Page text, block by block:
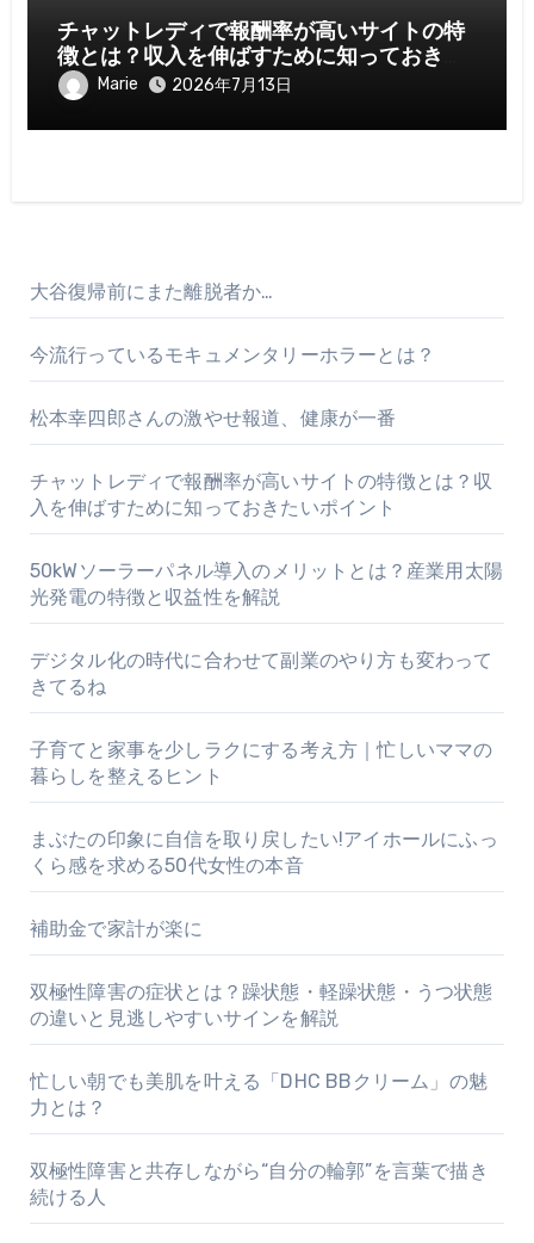
チャットレディで報酬率が高いサイトの特
徴とは？収入を伸ばすために知っておきた
いポイント
Marie 2026年7月13日
大谷復帰前にまた離脱者か…
今流行っているモキュメンタリーホラーとは？
松本幸四郎さんの激やせ報道、健康が一番
チャットレディで報酬率が高いサイトの特徴とは？収
入を伸ばすために知っておきたいポイント
50kWソーラーパネル導入のメリットとは？産業用太陽
光発電の特徴と収益性を解説
デジタル化の時代に合わせて副業のやり方も変わって
きてるね
子育てと家事を少しラクにする考え方｜忙しいママの
暮らしを整えるヒント
まぶたの印象に自信を取り戻したい!アイホールにふっ
くら感を求める50代女性の本音
補助金で家計が楽に
双極性障害の症状とは？躁状態・軽躁状態・うつ状態
の違いと見逃しやすいサインを解説
忙しい朝でも美肌を叶える「DHC BBクリーム」の魅
力とは？
双極性障害と共存しながら“自分の輪郭”を言葉で描き
続ける人